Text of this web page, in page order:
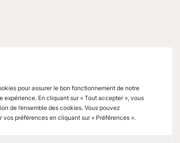
pour assurer le bon fonctionnement de notre
expérience. En cliquant sur « Tout accepter », vous
de l’ensemble des cookies. Vous pouvez
vos préférences en cliquant sur « Préférences ».